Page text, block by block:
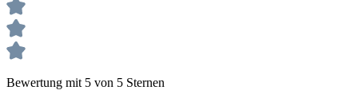
Bewertung mit 5 von 5 Sternen